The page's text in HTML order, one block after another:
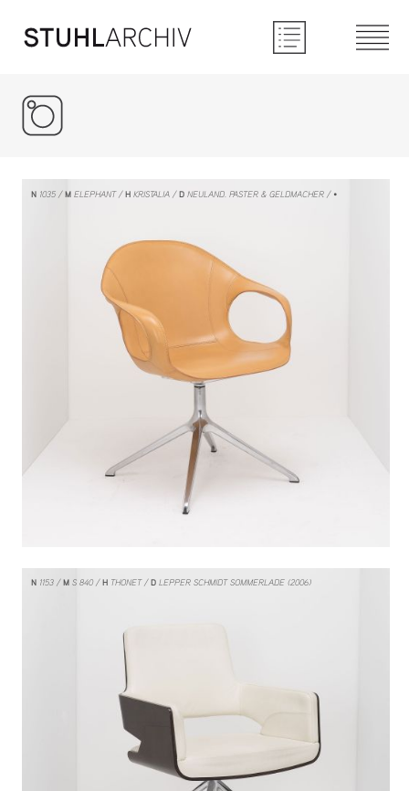
N1035 MELEPHANT HKRISTALIA DNEULAND. PASTER & GELDMACHER/ •
N1153 MS 840 HTHONET DLEPPER SCHMIDT SOMMERLADE (2006)